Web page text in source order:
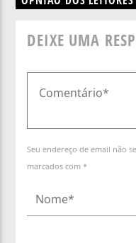
DEIXE UMA
Seu endereço de email não
marcados com *